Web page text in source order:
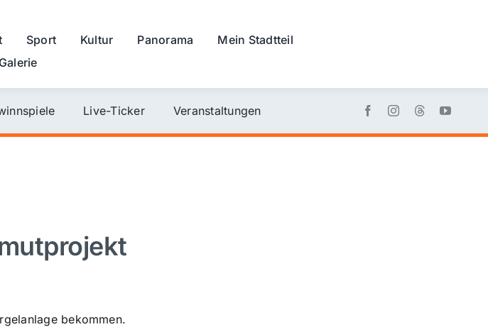
Sport Kultur Panorama
Mein Stadtteil
Galerie
Live-Ticker Veranstaltungen
bekommen.